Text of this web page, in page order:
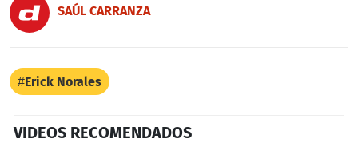
SAÚL CARRANZA
Erick Norales
VIDEOS RECOMENDADOS